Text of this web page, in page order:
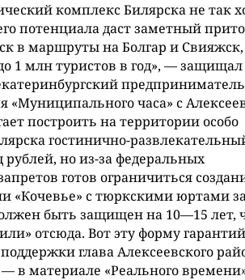
комплекс Билярска не так
потенциала даст заметный
в маршруты на Болгар и Свияжск,
1 млн туристов в год», — защищал
часа» с
построить на территории особо
гостинично-
рублей, но из-за федеральных
готов ограничиться
«Кочевье» с тюркскими юртами
быть защищен на 10—15 лет,
отсюда. Вот эту форму
глава Алексеевского
в материале «Реального